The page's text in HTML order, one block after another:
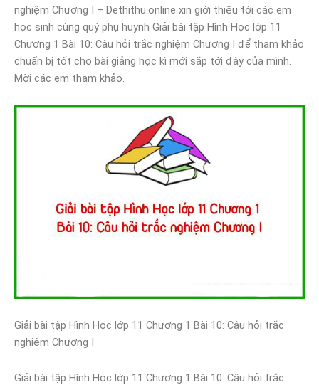
nghiệm Chương I – Dethithu.online xin giới thiệu tới các em
học sinh cùng quý phụ huynh Giải bài tập Hình Học lớp 11
Chương 1 Bài 10: Câu hỏi trắc nghiệm Chương I để tham khảo
chuẩn bị tốt cho bài giảng học kì mới sắp tới đây của mình.
Mời các em tham khảo.
Giải bài tập Hình Học lớp 11 Chương 1 Bài 10: Câu hỏi trắc
nghiệm Chương I
Giải bài tập Hình Học lớp 11 Chương 1 Bài 10: Câu hỏi trắc